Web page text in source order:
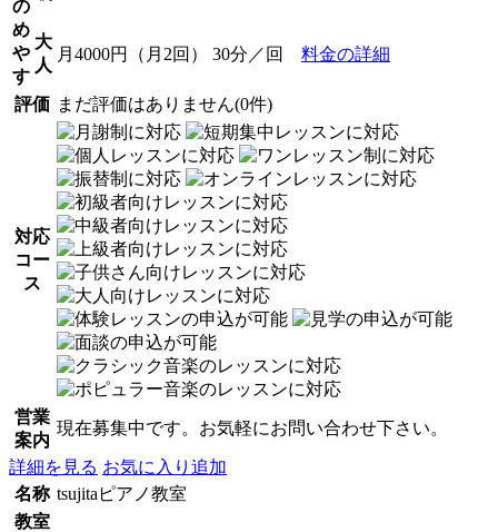
の
め
や
す
大
人
月4000円（月2回） 30分／回 料金の詳細
評価 まだ評価はありません(0件)
対応
コー
ス
営業
案内
現在募集中です。お気軽にお問い合わせ下さい。
詳細を見る お気に入り追加
名称 tsujitaピアノ教室
教室